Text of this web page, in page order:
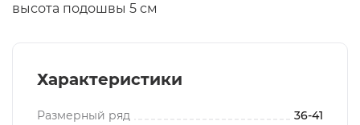
высота подошвы 5 см
Характеристики
Размерный ряд 36-41